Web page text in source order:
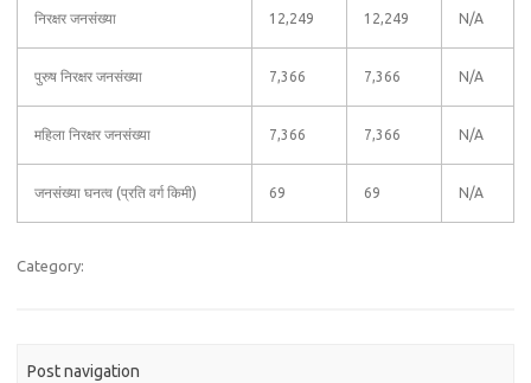
निरक्षर जनसंख्या 12,249 12,249 N/A
पुरुष निरक्षर जनसंख्या 7,366 7,366 N/A
महिला निरक्षर जनसंख्या 7,366 7,366 N/A
जनसंख्या घनत्व (प्रति वर्ग किमी) 69 69 N/A
Category:
Post navigation